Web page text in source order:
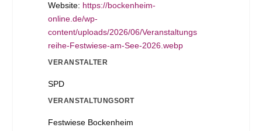
Website: https://bockenheim-
online.de/wp-
content/uploads/2026/06/Veranstaltungs
reihe-Festwiese-am-See-2026.webp
VERANSTALTUNGSORT
Festwiese Bockenheim
VERANSTALTER
SPD